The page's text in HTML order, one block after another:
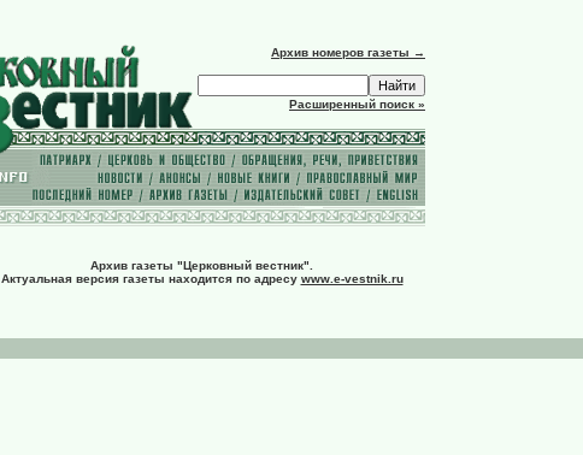
Архив номеров газеты →
Расширенный поиск »
Архив газеты "Церковный вестник".
Актуальная версия газеты находится по адресу www.e-vestnik.ru